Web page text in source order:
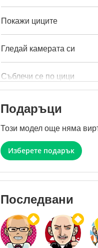
Покажи циците
Гледай камерата си
Съблечи се по цици
Подаръци
Този модел още няма
Изберете подарък
Последвани